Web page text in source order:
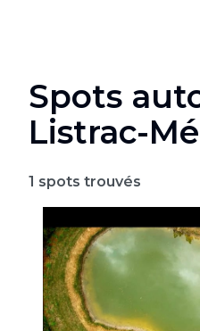
Spots
Listrac-
1 spots trouvés